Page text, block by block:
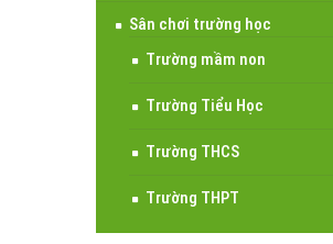
Sân chơi trường học
Trường mầm non
Trường Tiểu Học
Trường THCS
Trường THPT